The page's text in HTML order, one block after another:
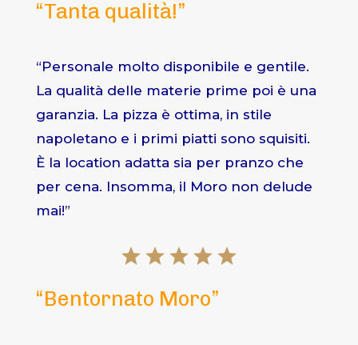
“Tanta qualità!”
“Personale molto disponibile e gentile.
La qualità delle materie prime poi è una
garanzia. La pizza è ottima, in stile
napoletano e i primi piatti sono squisiti.
È la location adatta sia per pranzo che
per cena. Insomma, il Moro non delude
mai!”
“Bentornato Moro”